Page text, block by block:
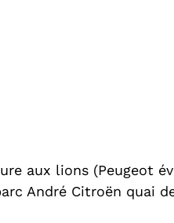
aux lions (Peugeot
André Citroën quai